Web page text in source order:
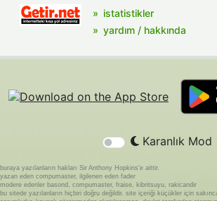
istatistikler
yardım / hakkında
Karanlık Mod
buraya yazılanların hakları Sir Anthony Hopkins'e aittir.
yazan eden compumaster, ilgilenen eden fader
modere edenler basond, compumaster, fraise, kibritsuyu, rakicandir
bu sitede yazılanların hiçbiri doğru değildir. site içeriği küçükler için